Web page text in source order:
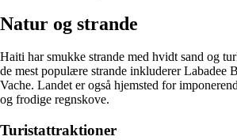
Natur og strande
Haiti har smukke strande med hvidt sand og
de mest populære strande inkluderer Labadee
Vache. Landet er også hjemsted for
og frodige regnskove.
Turistattraktioner